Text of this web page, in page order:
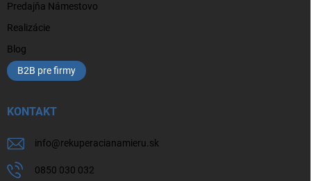
Predajňa Námestovo
Realizácie
Blog
B2B pre firmy
KONTAKT
info@rekuperacianamieru.sk
0850 030 032